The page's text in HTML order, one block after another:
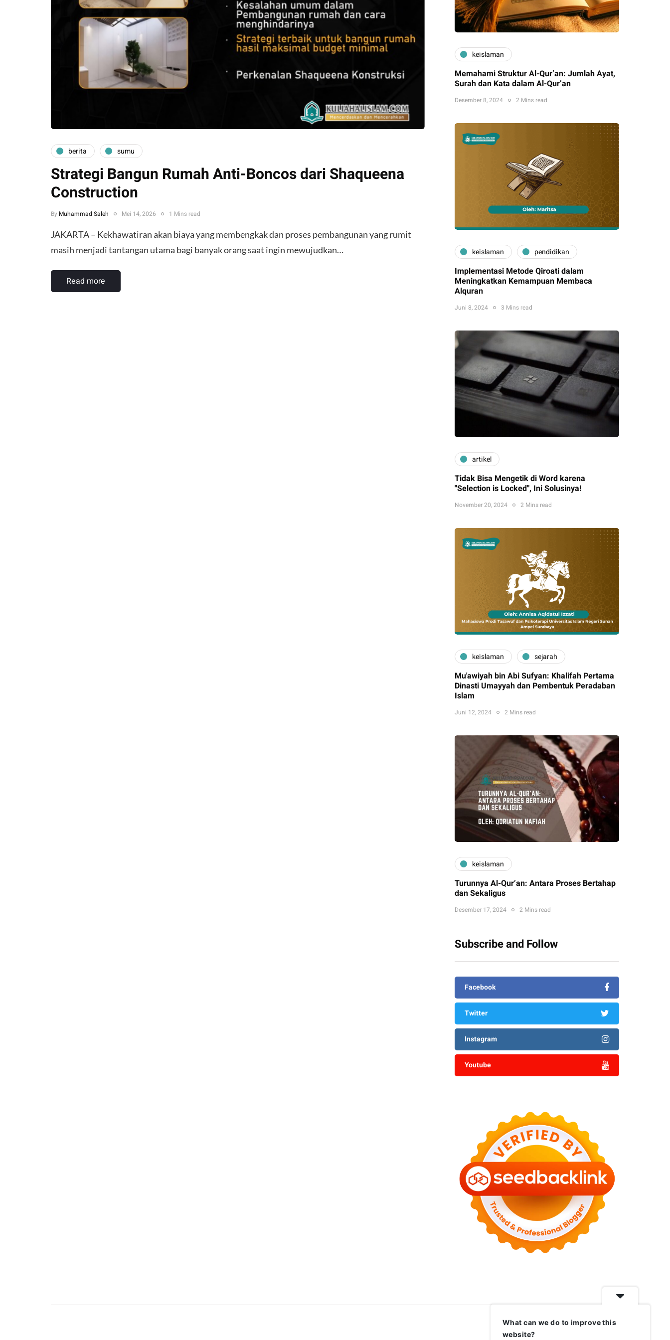
berita sumu
Strategi Bangun Rumah Anti-Boncos dari Shaqueena
Construction
By Muhammad Saleh Mei 14, 2026 1 Mins read
JAKARTA – Kekhawatiran akan biaya yang membengkak dan proses pembangunan yang rumit
masih menjadi tantangan utama bagi banyak orang saat ingin mewujudkan…
Read more
keislaman
Memahami Struktur Al-Qur’an: Jumlah Ayat,
Surah dan Kata dalam Al-Qur’an
Desember 8, 2024 2 Mins read
keislaman pendidikan
Implementasi Metode Qiroati dalam
Meningkatkan Kemampuan Membaca
Alquran
Juni 8, 2024 3 Mins read
artikel
Tidak Bisa Mengetik di Word karena
"Selection is Locked", Ini Solusinya!
November 20, 2024 2 Mins read
keislaman sejarah
Mu'awiyah bin Abi Sufyan: Khalifah Pertama
Dinasti Umayyah dan Pembentuk Peradaban
Islam
Juni 12, 2024 2 Mins read
keislaman
Turunnya Al-Qur’an: Antara Proses Bertahap
dan Sekaligus
Desember 17, 2024 2 Mins read
Subscribe and Follow
Facebook
Twitter
Instagram
Youtube
What can we do to improve this
website?